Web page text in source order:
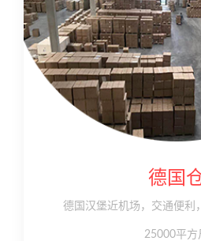
德国
德国汉堡近机场，交通便利
25000平方